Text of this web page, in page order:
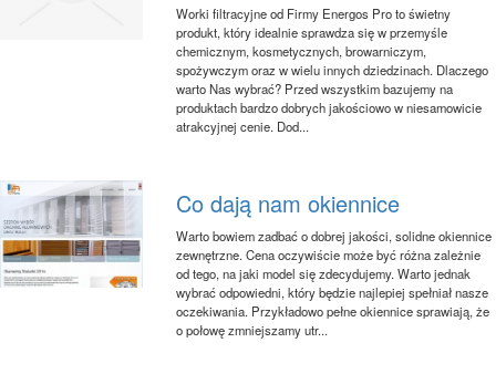
Worki filtracyjne od Firmy Energos Pro to świetny
produkt, który idealnie sprawdza się w przemyśle
chemicznym, kosmetycznych, browarniczym,
spożywczym oraz w wielu innych dziedzinach. Dlaczego
warto Nas wybrać? Przed wszystkim bazujemy na
produktach bardzo dobrych jakościowo w niesamowicie
atrakcyjnej cenie. Dod...
Co dają nam okiennice
Warto bowiem zadbać o dobrej jakości, solidne okiennice
zewnętrzne. Cena oczywiście może być różna zależnie
od tego, na jaki model się zdecydujemy. Warto jednak
wybrać odpowiedni, który będzie najlepiej spełniał nasze
oczekiwania. Przykładowo pełne okiennice sprawiają, że
o połowę zmniejszamy utr...